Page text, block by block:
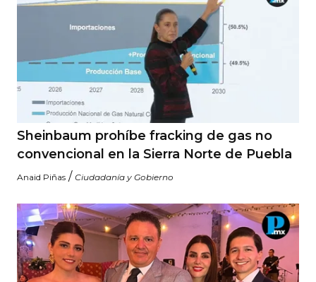
Sheinbaum prohíbe fracking de gas no
convencional en la Sierra Norte de Puebla
Anaid Piñas / Ciudadanía y Gobierno